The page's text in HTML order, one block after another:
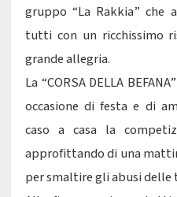
gruppo “La Rakkia” che
tutti con un ricchissimo
grande allegria.
La “CORSA DELLA
occasione di festa e di
caso a casa la
approfittando di una
per smaltire gli abusi delle